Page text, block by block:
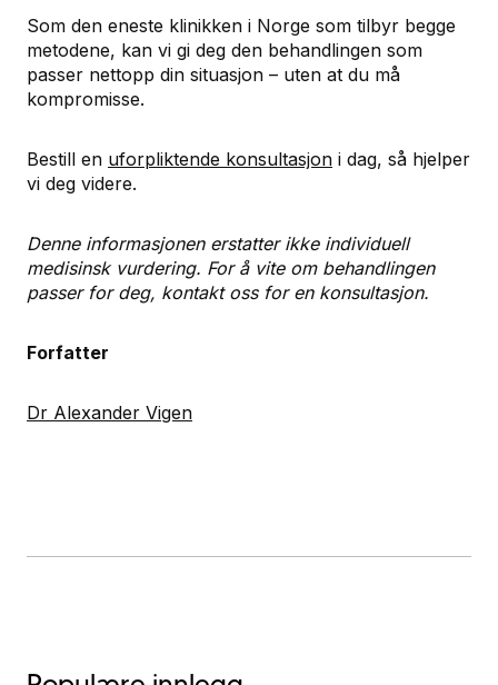
Som den eneste klinikken i Norge som tilbyr begge
metodene, kan vi gi deg den behandlingen som
passer nettopp din situasjon – uten at du må
kompromisse.
Bestill en uforpliktende konsultasjon i dag, så hjelper
vi deg videre.
Denne informasjonen erstatter ikke individuell
medisinsk vurdering. For å vite om behandlingen
passer for deg, kontakt oss for en konsultasjon.
Forfatter
Dr Alexander Vigen